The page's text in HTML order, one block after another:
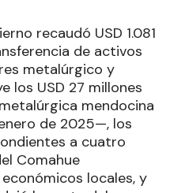
recaudó USD 1.081
de activos
metalúrgico y
los USD 27 millones
mendocina
de 2025—, los
a cuatro
Comahue
locales, y